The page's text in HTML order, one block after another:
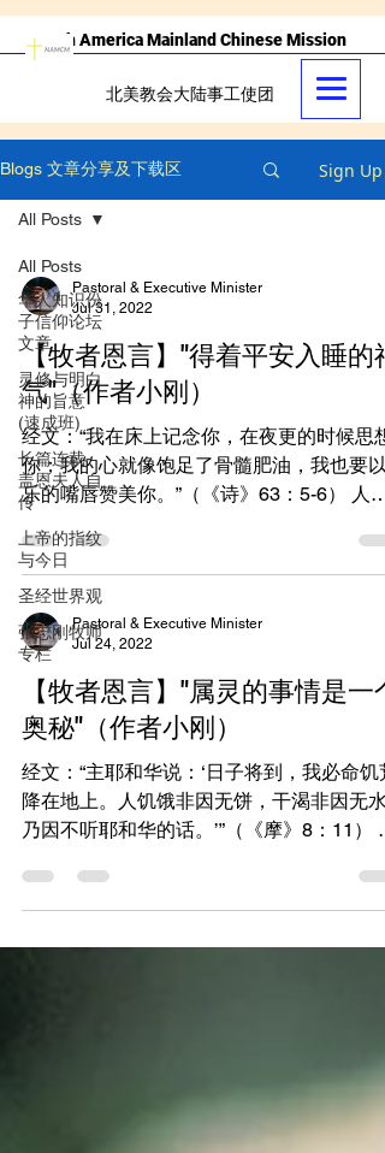
North America Mainland Chinese Mission
北美教会大陆事工使团
Blogs 文章分享及下载区 Sign Up
All Posts
华人知识份
子信仰论坛
文章
灵修与明白
神的旨意
(速成班)
长篇连载-
盖恩夫人自
传
上帝的指纹
与今日
圣经世界观
张志刚牧师
专栏
All Posts
Pastoral & Executive Minister
Jul 31, 2022
【牧者恩言】"得着平安入睡的福
气"（作者小刚）
经文：“我在床上记念你，在夜更的时候思想
你；我的心就像饱足了骨髓肥油，我也要以
乐的嘴唇赞美你。”（《诗》63：5-6） 人的
的人却有睡眠问题或睡眠障碍，所以人每天
够平安入睡，实在是一个天大的福气。 ...
Pastoral & Executive Minister
Jul 24, 2022
【牧者恩言】"属灵的事情是一个
奥秘"（作者小刚）
经文：“主耶和华说：‘日子将到，我必命饥
降在地上。人饥饿非因无饼，干渴非因无水
乃因不听耶和华的话。’”（《摩》8：11） 属
渴，而是“不饿”、“不渴”，就像老底嘉教会，
自感富足一样都不缺了；所以神为了叫人醒
悟，有时不得不下重手，...